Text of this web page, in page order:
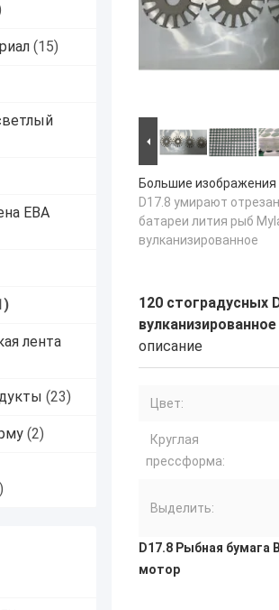
(15)
ЕВА
лента
(23)
(2)
Большие изображения
D17.8 умирают
батареи лития рыб
вулканизированное
120 стоградусных
вулканизированное
описание
Цвет:
Круглая
прессформа:
Выделить:
D17.8 Рыбная бумага
мотор